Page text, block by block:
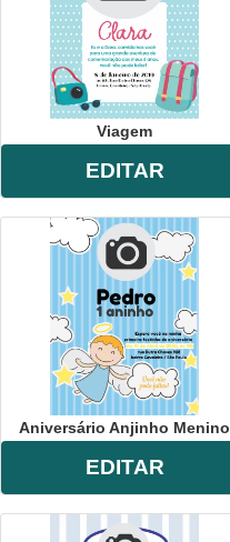
Viagem
EDITAR
Aniversário Anjinho Menino
EDITAR